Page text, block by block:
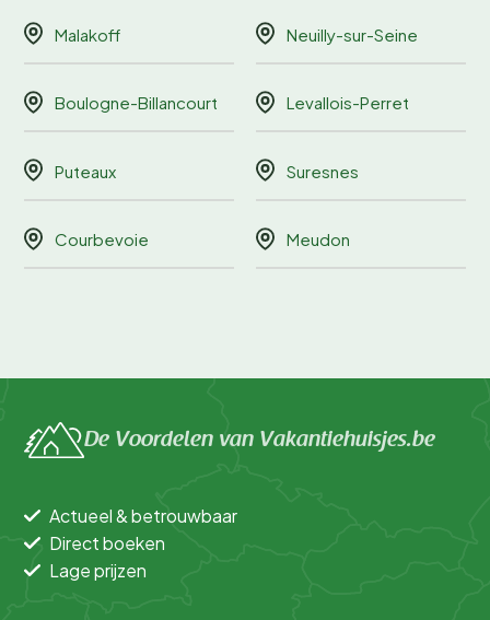
Malakoff Neuilly-sur-Seine
Boulogne-Billancourt Levallois-Perret
Puteaux Suresnes
Courbevoie Meudon
De Voordelen van Vakantiehuisjes.be
Actueel & betrouwbaar
Direct boeken
Lage prijzen